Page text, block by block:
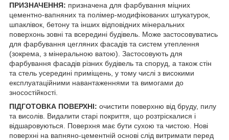
ПРИЗНАЧЕННЯ: призначена для фарбування міцних
цементно-вапняних та полімер-модифікованих штукатурок,
шпаклівок, бетону та інших відповідних мінеральних
поверхонь зовні та всередині будівель. Може застосовуватись
для фарбування цегляних фасадів та систем утеплення
(зокрема, з мінеральною ватою). Застосовують для
фарбування фасадів різних будівель та споруд, а також стін
та стель усередині приміщень, у тому числі з високими
експлуатаційними навантаженнями та вимогами до
зносостійкості.
ПІДГОТОВКА ПОВЕРХНІ: очистити поверхню від бруду, пилу
та висолів. Видалити старі покриття, що розтріскалися і
відшаровуються. Поверхня має бути сухою та чистою. Нові
поверхні на вапняно-цементній основі слід витримати перед